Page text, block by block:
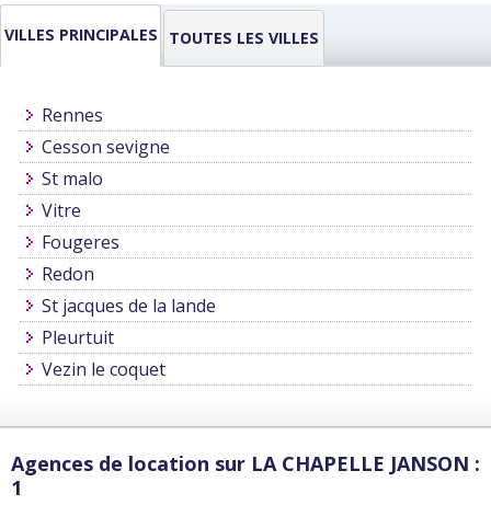
INFORMATIONS
VILLES PRINCIPALES TOUTES LES VILLES
Rennes
Cesson sevigne
St malo
Vitre
Fougeres
Redon
St jacques de la lande
Pleurtuit
Vezin le coquet
Agences de location sur LA CHAPELLE JANSON :
1